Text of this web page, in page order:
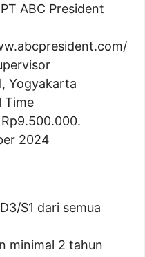
PT ABC President
Yogyakarta
Time
9.500.000.
2024
S1 dari semua
minimal 2 tahun